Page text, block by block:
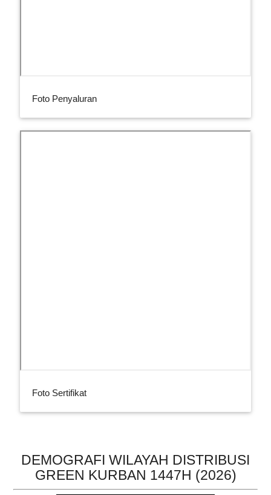
Foto Penyaluran
Foto Sertifikat
DEMOGRAFI WILAYAH DISTRIBUSI
GREEN KURBAN 1447H (2026)